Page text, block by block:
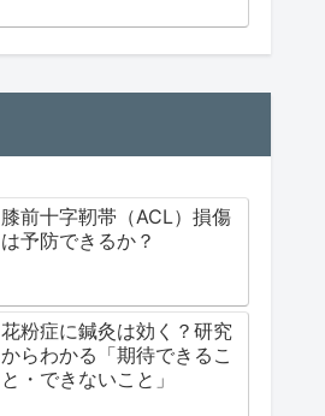
膝前十字靭帯（ACL）損傷
は予防できるか？
花粉症に鍼灸は効く？研究
からわかる「期待できるこ
と・できないこと」